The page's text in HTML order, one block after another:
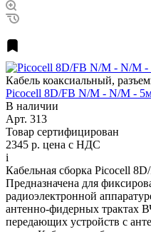
Кабель коаксиальный,
Picocell 8D/FB N/M - N/M - 5м
В наличии
Арт. 313
Товар сертифицирован
2345 р. цена с НДС
i
Кабельная сборка Picocell
Предназначена для
радиоэлектронной
антенно-фидерных трактах
передающих устройств с